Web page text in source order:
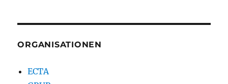
ORGANISATIONEN
ECTA